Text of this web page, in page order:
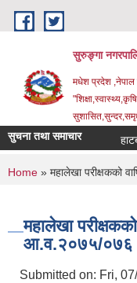
Skip to main content
सुरुङ्‍गा
मधेश प्रदेश ,नेपाल
सुचना तथा समाचार
You are
Home » महालेखा परीक्षकको
महालेखा
आ.व.२०७५/०७६
Submitted on: Fri,